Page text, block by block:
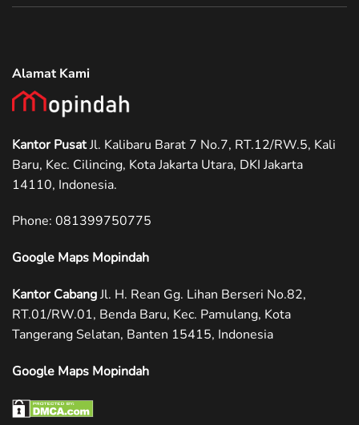
Alamat Kami
Kantor PusatJl. Kalibaru Barat 7 No.7, RT.12/RW.5, Kali
Baru, Kec. Cilincing, Kota Jakarta Utara, DKI Jakarta
14110, Indonesia.
Phone: ‪081399750775
Google Maps Mopindah
Kantor CabangJl. H. Rean Gg. Lihan Berseri No.82,
RT.01/RW.01, Benda Baru, Kec. Pamulang, Kota
Tangerang Selatan, Banten 15415, Indonesia
Google Maps Mopindah